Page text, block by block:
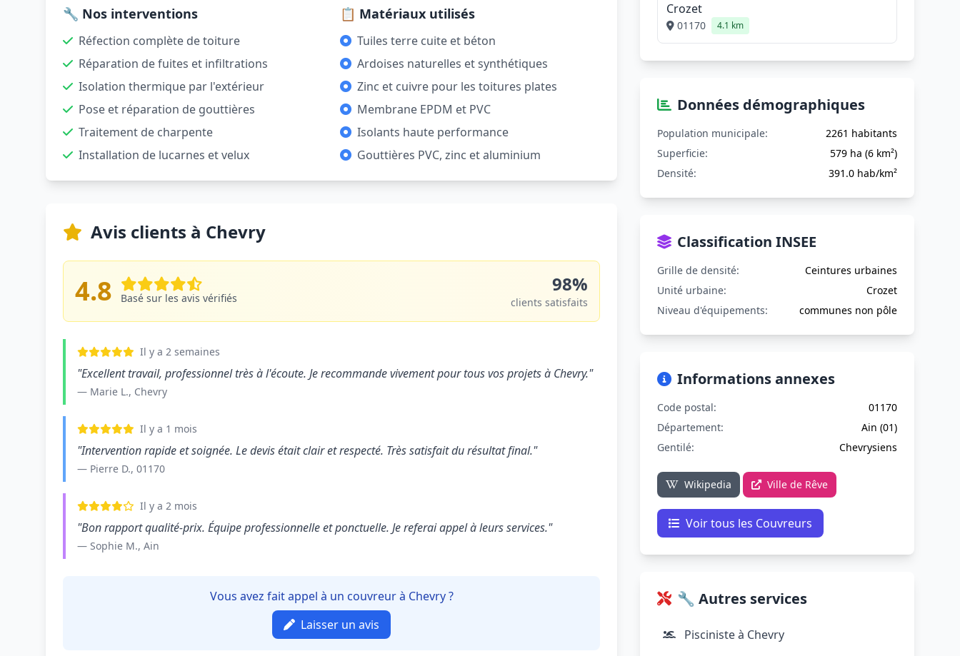
🔧 Nos interventions
Réfection complète de toiture
Réparation de fuites et infiltrations
Isolation thermique par l'extérieur
Pose et réparation de gouttières
Traitement de charpente
Installation de lucarnes et velux
📋 Matériaux utilisés
Tuiles terre cuite et béton
Ardoises naturelles et synthétiques
Zinc et cuivre pour les toitures plates
Membrane EPDM et PVC
Isolants haute performance
Gouttières PVC, zinc et aluminium
Avis clients à Chevry
4.8 Basé sur les avis vérifiés
98%
clients satisfaits
Il y a 2 semaines
"Excellent travail, professionnel très à l'écoute. Je recommande vivement pour tous vos projets à Chevry."
— Marie L., Chevry
Il y a 1 mois
"Intervention rapide et soignée. Le devis était clair et respecté. Très satisfait du résultat final."
— Pierre D., 01170
Il y a 2 mois
"Bon rapport qualité-prix. Équipe professionnelle et ponctuelle. Je referai appel à leurs services."
— Sophie M., Ain
Vous avez fait appel à un couvreur à Chevry ?
Laisser un avis
Crozet
01170 4.1 km
Données démographiques
Population municipale:
2261 habitants
Superficie:
579 ha (6 km²)
Densité:
391.0 hab/km²
Classification INSEE
Grille de densité:
Ceintures urbaines
Unité urbaine:
Crozet
Niveau d'équipements:
communes non pôle
Informations annexes
Code postal:
01170
Département:
Ain (01)
Gentilé:
Chevrysiens
Wikipedia Ville de Rêve
Voir tous les Couvreurs
🔧 Autres services
Pisciniste à Chevry